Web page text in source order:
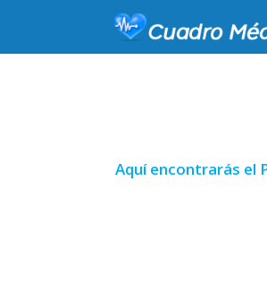
Aquí encontrarás el